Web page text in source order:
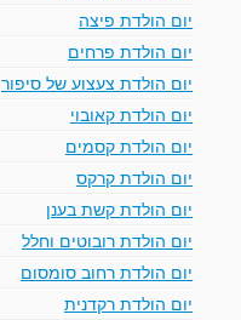
יום הולדת פיצה
יום הולדת פרחים
יום הולדת צעצוע של סיפור
יום הולדת קאובוי
יום הולדת קסמים
יום הולדת קרקס
יום הולדת קשת בענן
יום הולדת רובוטים וחלל
יום הולדת רחוב סומסום
יום הולדת רקדנית